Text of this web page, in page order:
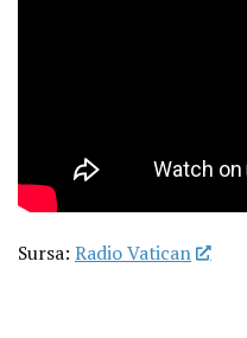
Sursa: Radio Vatican